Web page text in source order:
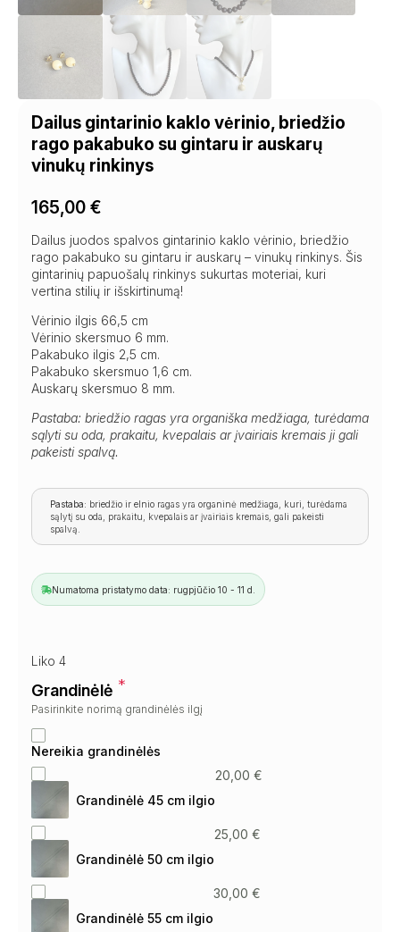
Dailus gintarinio kaklo vėrinio, briedžio
rago pakabuko su gintaru ir auskarų
vinukų rinkinys
165,00 €
Dailus juodos spalvos gintarinio kaklo vėrinio, briedžio
rago pakabuko su gintaru ir auskarų – vinukų rinkinys. Šis
gintarinių papuošalų rinkinys sukurtas moteriai, kuri
vertina stilių ir išskirtinumą!
Vėrinio ilgis 66,5 cm
Vėrinio skersmuo 6 mm.
Pakabuko ilgis 2,5 cm.
Pakabuko skersmuo 1,6 cm.
Auskarų skersmuo 8 mm.
Pastaba: briedžio ragas yra organiška medžiaga, turėdama
sąlyti su oda, prakaitu, kvepalais ar įvairiais kremais ji gali
pakeisti spalvą.
Pastaba: briedžio ir elnio ragas yra organinė medžiaga, kuri, turėdama
sąlytį su oda, prakaitu, kvepalais ar įvairiais kremais, gali pakeisti
spalvą.
Numatoma pristatymo data: rugpjūčio 10 - 11 d.
Liko 4
Grandinėlė *
Pasirinkite norimą grandinėlės ilgį
Nereikia grandinėlės
Grandinėlė 45 cm ilgio
20,00 €
Grandinėlė 50 cm ilgio
25,00 €
Grandinėlė 55 cm ilgio
30,00 €